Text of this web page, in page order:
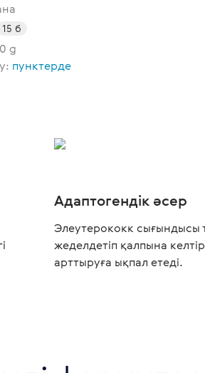
15 б
g
пунктерде
Адаптогендік әсер
Элеутерококк сығындысы
жеделдетіп қалпына
арттыруға ықпал етеді.